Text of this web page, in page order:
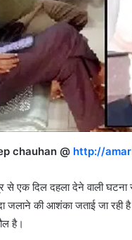
chauhan @ http://
से एक दिल दहला देने वाली
जलाने की आशंका जताई जा रही
है।